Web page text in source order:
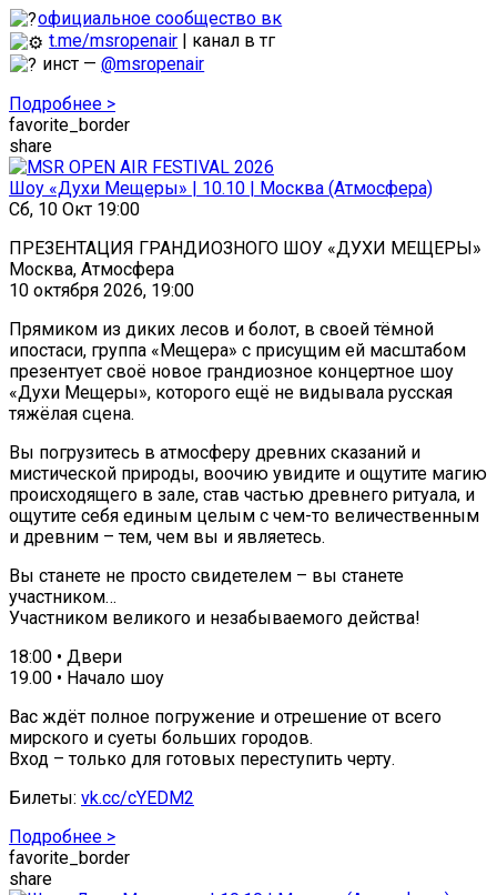
официальное сообщество вк
t.me/msropenair | канал в тг
инст —@msropenair
Подробнее >
favorite_border
share
Шоу «Духи Мещеры» | 10.10 | Москва (Атмосфера)
Сб, 10 Окт 19:00
ПРЕЗЕНТАЦИЯ ГРАНДИОЗНОГО ШОУ «ДУХИ МЕЩЕРЫ»
Москва, Атмосфера
10 октября 2026, 19:00
Прямиком из диких лесов и болот, в своей тёмной
ипостаси, группа «Мещера» с присущим ей масштабом
презентует своё новое грандиозное концертное шоу
«Духи Мещеры», которого ещё не видывала русская
тяжёлая сцена.
Вы погрузитесь в атмосферу древних сказаний и
мистической природы, воочию увидите и ощутите магию
происходящего в зале, став частью древнего ритуала, и
ощутите себя единым целым с чем-то величественным
и древним – тем, чем вы и являетесь.
Вы станете не просто свидетелем – вы станете
участником…
Участником великого и незабываемого действа!
18:00 • Двери
19.00 • Начало шоу
Вас ждёт полное погружение и отрешение от всего
мирского и суеты больших городов.
Вход – только для готовых переступить черту.
Билеты: vk.cc/cYEDM2
Подробнее >
favorite_border
share